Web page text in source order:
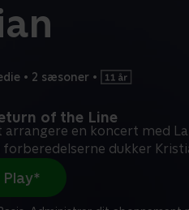
• 2 sæsoner •
of the Line
arrangere en koncert med
forberedelserne dukker
Play*